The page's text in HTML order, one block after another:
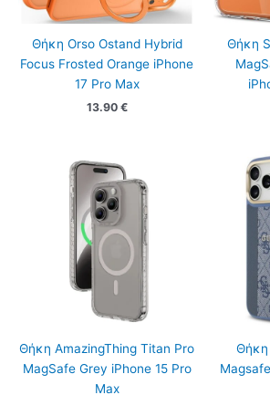
Θήκη Orso Ostand Hybrid
Focus Frosted Orange iPhone
17 Pro Max
13.90 €
Θήκη
Θήκη AmazingThing Titan Pro
MagSafe Grey iPhone 15 Pro
Max
Θήκη